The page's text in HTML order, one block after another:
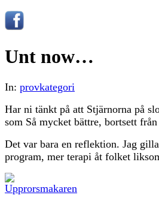
Unt now…
In: provkategori
Har ni tänkt på att Stjärnorna på
som Så mycket bättre, bortsett
Det var bara en reflektion. Jag
program, mer terapi åt folket